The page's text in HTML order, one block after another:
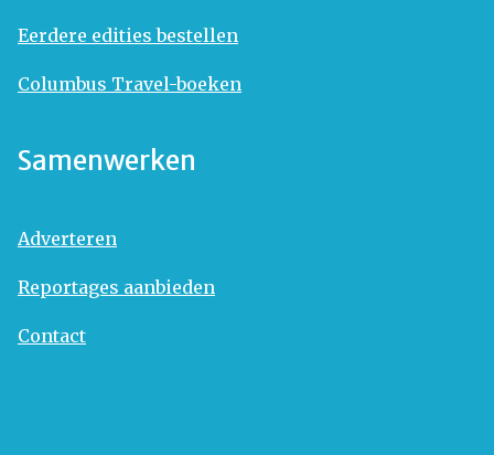
Eerdere edities bestellen
Columbus Travel-boeken
Samenwerken
Adverteren
Reportages aanbieden
Contact